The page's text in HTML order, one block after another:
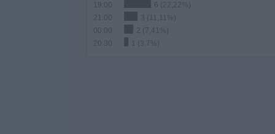
19:00
6 (22,22%)
21:00
3 (11,11%)
2 (7,41%)
20:30
1 (3,7%)